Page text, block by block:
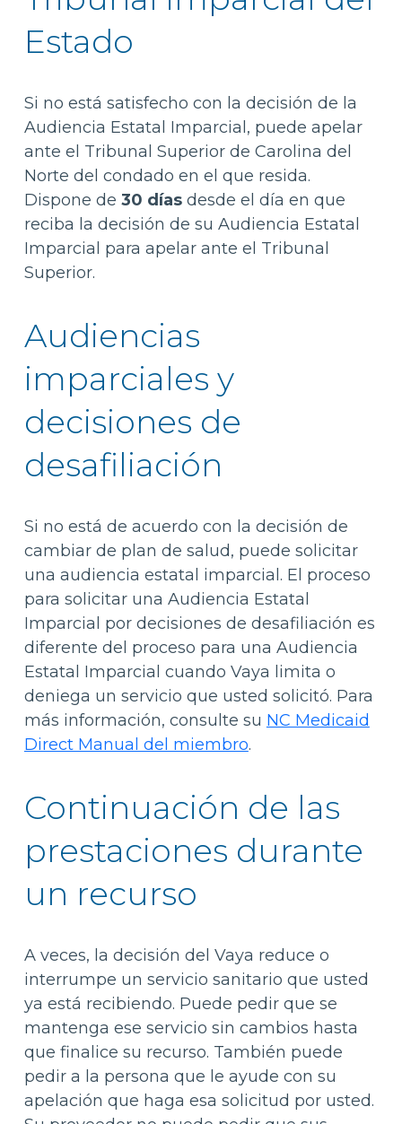
Estado
Si no está satisfecho con la decisión de la
Audiencia Estatal Imparcial, puede apelar
ante el Tribunal Superior de Carolina del
Norte del condado en el que resida.
Dispone de 30 días desde el día en que
reciba la decisión de su Audiencia Estatal
Imparcial para apelar ante el Tribunal
Superior.
Audiencias
imparciales y
decisiones de
desafiliación
Si no está de acuerdo con la decisión de
cambiar de plan de salud, puede solicitar
una audiencia estatal imparcial. El proceso
para solicitar una Audiencia Estatal
Imparcial por decisiones de desafiliación es
diferente del proceso para una Audiencia
Estatal Imparcial cuando Vaya limita o
deniega un servicio que usted solicitó. Para
más información, consulte su NC Medicaid
Direct Manual del miembro.
Continuación de las
prestaciones durante
un recurso
A veces, la decisión del Vaya reduce o
interrumpe un servicio sanitario que usted
ya está recibiendo. Puede pedir que se
mantenga ese servicio sin cambios hasta
que finalice su recurso. También puede
pedir a la persona que le ayude con su
apelación que haga esa solicitud por usted.